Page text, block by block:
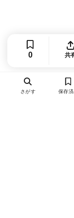
0 共
さがす 保存